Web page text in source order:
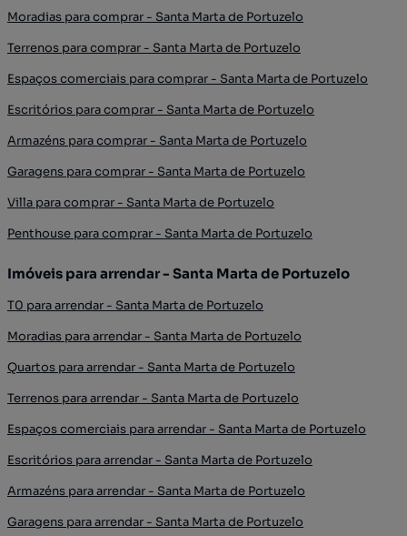
Moradias para comprar - Santa Marta de Portuzelo
Terrenos para comprar - Santa Marta de Portuzelo
Espaços comerciais para comprar - Santa Marta de Portuzelo
Escritórios para comprar - Santa Marta de Portuzelo
Armazéns para comprar - Santa Marta de Portuzelo
Garagens para comprar - Santa Marta de Portuzelo
Villa para comprar - Santa Marta de Portuzelo
Penthouse para comprar - Santa Marta de Portuzelo
Imóveis para arrendar - Santa Marta de Portuzelo
T0 para arrendar - Santa Marta de Portuzelo
Moradias para arrendar - Santa Marta de Portuzelo
Quartos para arrendar - Santa Marta de Portuzelo
Terrenos para arrendar - Santa Marta de Portuzelo
Espaços comerciais para arrendar - Santa Marta de Portuzelo
Escritórios para arrendar - Santa Marta de Portuzelo
Armazéns para arrendar - Santa Marta de Portuzelo
Garagens para arrendar - Santa Marta de Portuzelo